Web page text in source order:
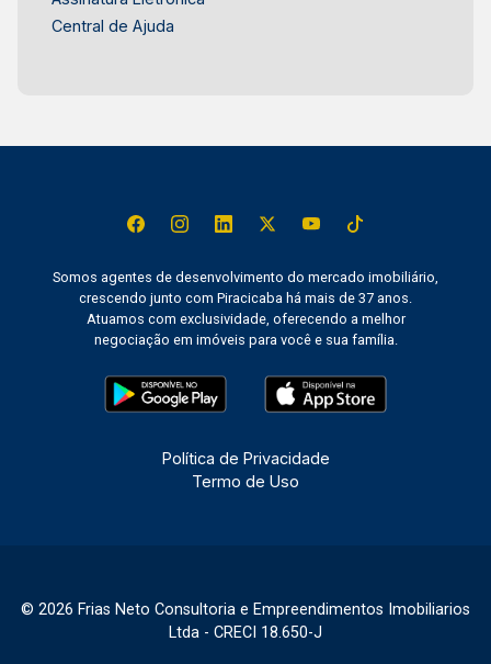
Central de Ajuda
Somos agentes de desenvolvimento do mercado imobiliário,
crescendo junto com Piracicaba há mais de 37 anos.
Atuamos com exclusividade, oferecendo a melhor
negociação em imóveis para você e sua família.
Política de Privacidade
Termo de Uso
© 2026 Frias Neto Consultoria e Empreendimentos Imobiliarios
Ltda - CRECI 18.650-J